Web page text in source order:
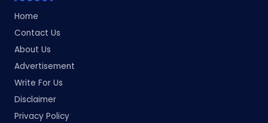
Home
Contact Us
About Us
Advertisement
Write For Us
Disclaimer
Privacy Policy